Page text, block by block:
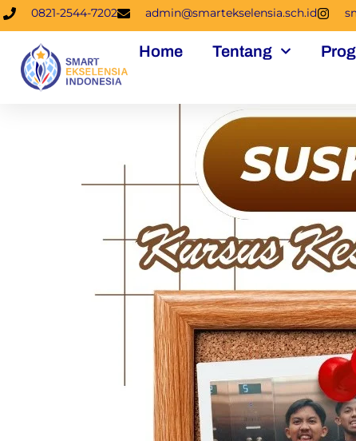
0821-2544-7202 admin@smartekselensia.sch.id
Home Tentang